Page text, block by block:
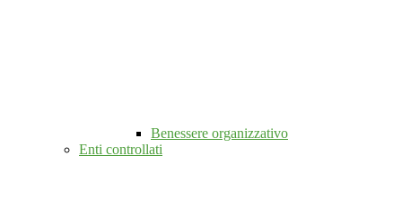
Benessere organizzativo
Enti controllati